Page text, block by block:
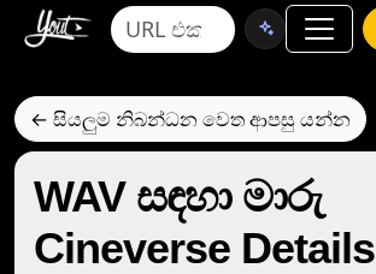
← සියලුම නිබන්ධන වෙත ආපසු යන්න
WAV සඳහා මාරු
Cineverse Details